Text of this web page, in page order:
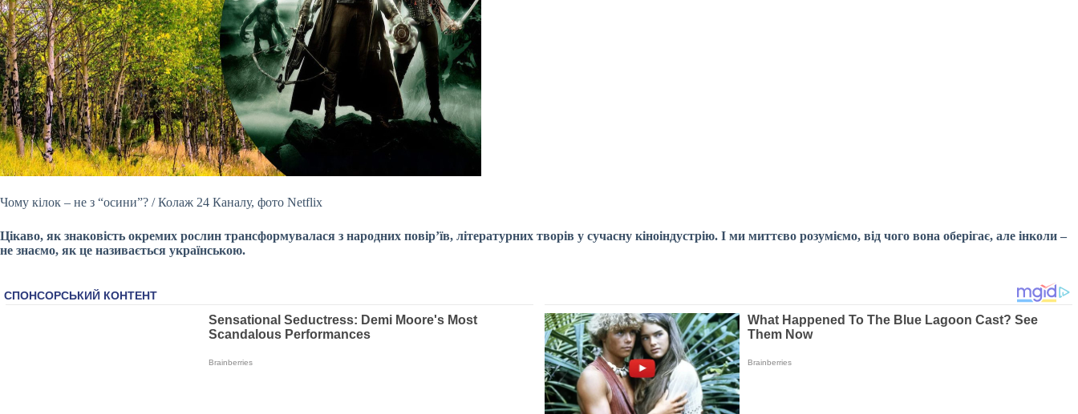
Чому кілок – не з “осини”? / Колаж 24 Каналу, фото Netflix
Цікаво, як знаковість окремих рослин трансформувалася з народних повір’їв, літературних творів у сучасну кіноіндустрію. І ми миттєво розуміємо, від чого вона оберігає, але інколи –
не знаємо, як це називається українською.